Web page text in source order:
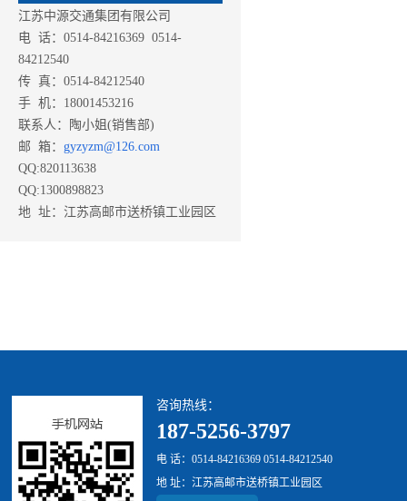
江苏中源交通集团有限公司
电 话：0514-84216369 0514-
84212540
传 真：0514-84212540
手 机：18001453216
联系人：陶小姐(销售部)
邮 箱： gyzyzm@126.com
QQ:820113638
QQ:1300898823
地 址：江苏高邮市送桥镇工业园区
咨询热线：
187-5256-3797
电 话：0514-84216369 0514-84212540
地 址：江苏高邮市送桥镇工业园区